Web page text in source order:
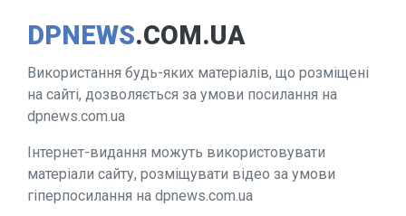
DPNEWS.COM.UA
Використання будь-яких матеріалів, що розміщені
на сайті, дозволяється за умови посилання на
dpnews.com.ua
Інтернет-видання можуть використовувати
матеріали сайту, розміщувати відео за умови
гіперпосилання на dpnews.com.ua